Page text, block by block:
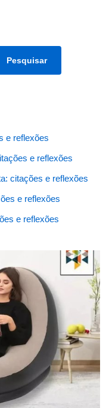
Pesquisar
e reflexões
e reflexões
citações e reflexões
e reflexões
e reflexões